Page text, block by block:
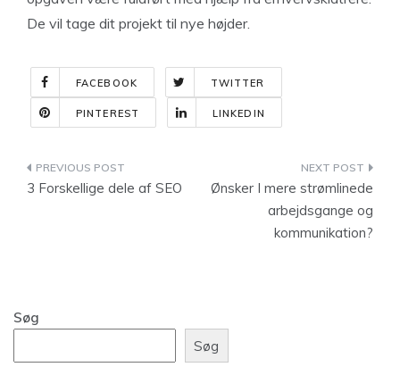
De vil tage dit projekt til nye højder.
FACEBOOK TWITTER
PINTEREST LINKEDIN
Indlægsnavigation
3 Forskellige dele af SEO
Ønsker I mere strømlinede
arbejdsgange og
kommunikation?
Søg
Søg